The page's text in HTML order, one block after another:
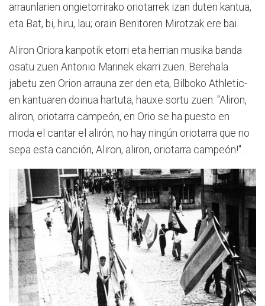
arraunlarien ongietorrirako oriotarrek izan duten kantua,
eta Bat, bi, hiru, lau; orain Benitoren Mirotzak ere bai.
Aliron Oriora kanpotik etorri eta herrian musika banda
osatu zuen Antonio Marinek ekarri zuen. Berehala
jabetu zen Orion arrauna zer den eta, Bilboko Athletic-
en kantuaren doinua hartuta, hauxe sortu zuen: "Aliron,
aliron, oriotarra campeón, en Orio se ha puesto en
moda el cantar el alirón, no hay ningún oriotarra que no
sepa esta canción, Aliron, aliron, oriotarra campeón!".